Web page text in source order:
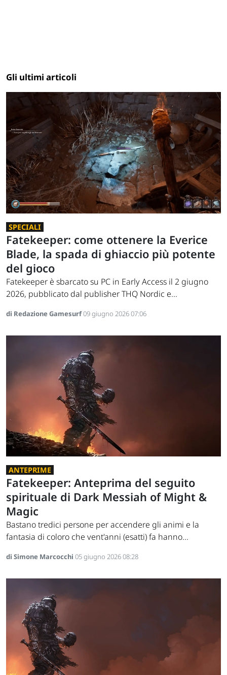
Gli ultimi articoli
SPECIALI
Fatekeeper: come ottenere la Everice
Blade, la spada di ghiaccio più potente
del gioco
Fatekeeper è sbarcato su PC in Early Access il 2 giugno
2026, pubblicato dal publisher THQ Nordic e...
di Redazione Gamesurf09 giugno 2026 07:06
ANTEPRIME
Fatekeeper: Anteprima del seguito
spirituale di Dark Messiah of Might &
Magic
Bastano tredici persone per accendere gli animi e la
fantasia di coloro che vent'anni (esatti) fa hanno...
di Simone Marcocchi 05 giugno 2026 08:28